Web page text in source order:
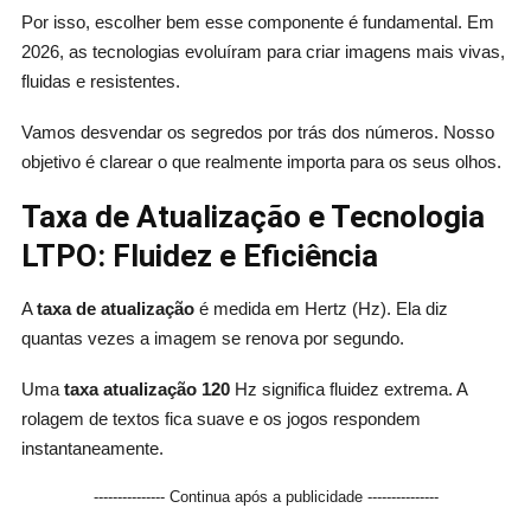
Por isso, escolher bem esse componente é fundamental. Em
2026, as tecnologias evoluíram para criar imagens mais vivas,
fluidas e resistentes.
Vamos desvendar os segredos por trás dos números. Nosso
objetivo é clarear o que realmente importa para os seus olhos.
Taxa de Atualização e Tecnologia
LTPO: Fluidez e Eficiência
Ataxa de atualizaçãoé medida em Hertz (Hz). Ela diz
quantas vezes a imagem se renova por segundo.
Umataxa atualização 120Hz significa fluidez extrema. A
rolagem de textos fica suave e os jogos respondem
instantaneamente.
--------------- Continua após a publicidade ---------------